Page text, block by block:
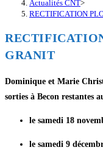
Actualités CNT>
RECTIFICATION
GRANIT
Dominique et Marie
sorties à Becon restantes
le samedi 18
le samedi 9